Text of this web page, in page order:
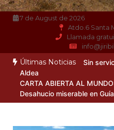
7 de August de 2026
Atdo.6 Santa
Llamada
Últimas Noticias
Sin
Aldea
CARTA ABIERTA AL
Desahucio miserable en Guía